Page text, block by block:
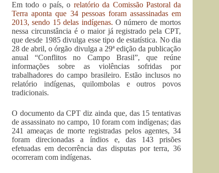
Em todo o país, o relatório da Comissão Pastoral da
Terra aponta que 34 pessoas foram assassinadas em
2013, sendo 15 delas indígenas. O número de mortos
nessa circunstância é o maior já registrado pela CPT,
que desde 1985 divulga esse tipo de estatística. No dia
28 de abril, o órgão divulga a 29ª edição da publicação
anual “Conflitos no Campo Brasil”, que reúne
informações sobre as violências sofridas por
trabalhadores do campo brasileiro. Estão inclusos no
relatório indígenas, quilombolas e outros povos
tradicionais.
O documento da CPT diz ainda que, das 15 tentativas
de assassinato no campo, 10 foram com indígenas; das
241 ameaças de morte registradas pelos agentes, 34
foram direcionadas a índios e, das 143 prisões
efetuadas em decorrência das disputas por terra, 36
ocorreram com indígenas.